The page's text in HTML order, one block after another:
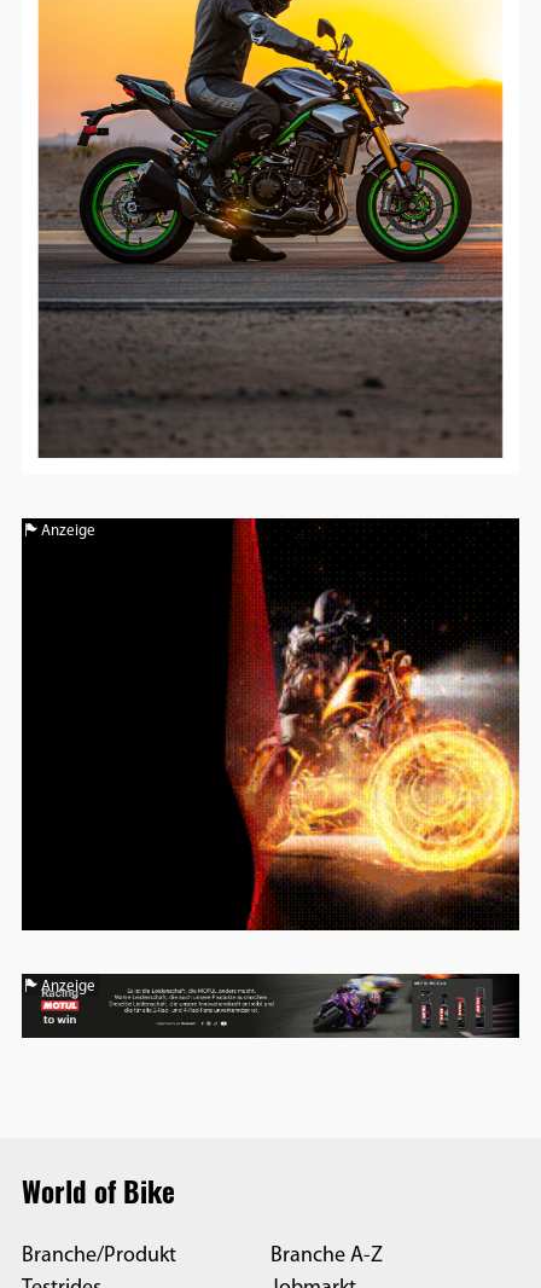
Anzeige
Anzeige
World of Bike
Branche/Produkt
Branche A-Z
Medien Cookies gesetzt.
YouTube
Vimeo
Google Maps
Anbieter:
Google